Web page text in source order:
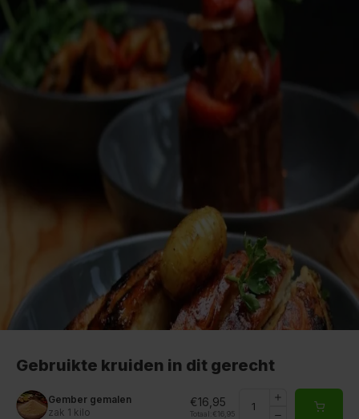
Gebruikte kruiden in dit gerecht
Gember gemalen
zak 1 kilo
€16,95
Totaal: €16,95